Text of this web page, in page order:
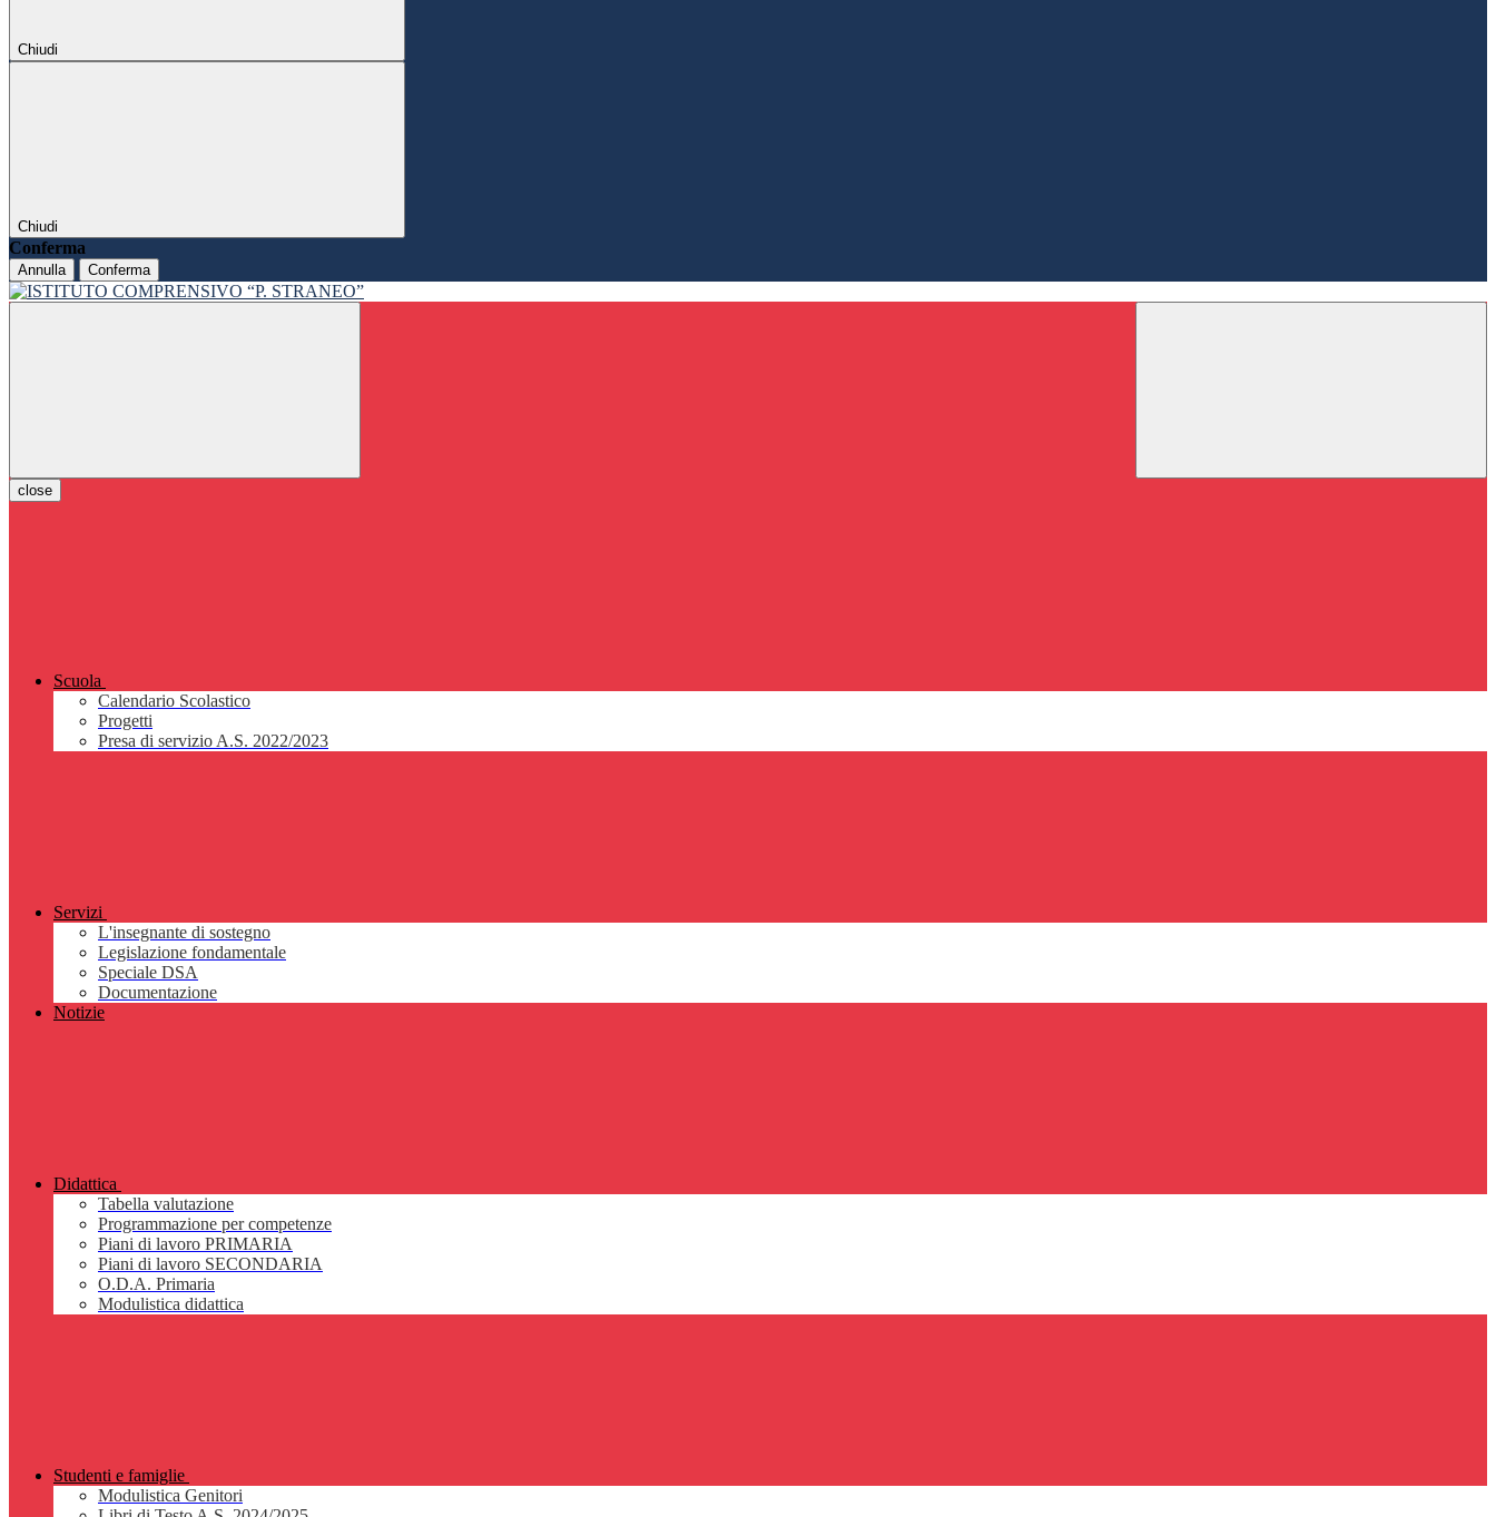
Chiudi
Chiudi
Conferma
Annulla Conferma
close
Scuola
Calendario Scolastico
Progetti
Presa di servizio A.S. 2022/2023
Servizi
L'insegnante di sostegno
Legislazione fondamentale
Speciale DSA
Documentazione
Notizie
Didattica
Tabella valutazione
Programmazione per competenze
Piani di lavoro PRIMARIA
Piani di lavoro SECONDARIA
O.D.A. Primaria
Modulistica didattica
Studenti e famiglie
Modulistica Genitori